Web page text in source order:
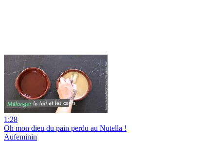
1:28
Oh mon dieu du pain perdu au Nutella !
Aufeminin